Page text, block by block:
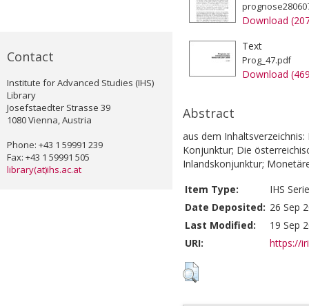
Contact
Institute for Advanced Studies (IHS)
Library
Josefstaedter Strasse 39
1080 Vienna, Austria
Phone: +43 1 59991 239
Fax: +43 1 59991 505
library(at)ihs.ac.at
Download
Text
Prog_47.pdf
Download
Abstract
aus dem
Konjunktur; Die
Inlandskonjunktur;
Item Type:
IHS
Date Deposited: 26 Sep
Last Modified:
19 Sep
URI:
https://